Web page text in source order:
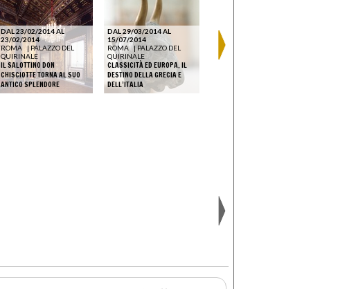
DAL 23/02/2014 AL
23/02/2014
ROMA | PALAZZO DEL
QUIRINALE
IL SALOTTINO DON
CHISCIOTTE TORNA AL SUO
ANTICO SPLENDORE
DAL 29/03/2014 AL
15/07/2014
ROMA | PALAZZO DEL
QUIRINALE
CLASSICITÀ ED EUROPA. IL
DESTINO DELLA GRECIA E
DELL’ITALIA
DAL 29/04/2015 AL
23/08/2015
MILANO